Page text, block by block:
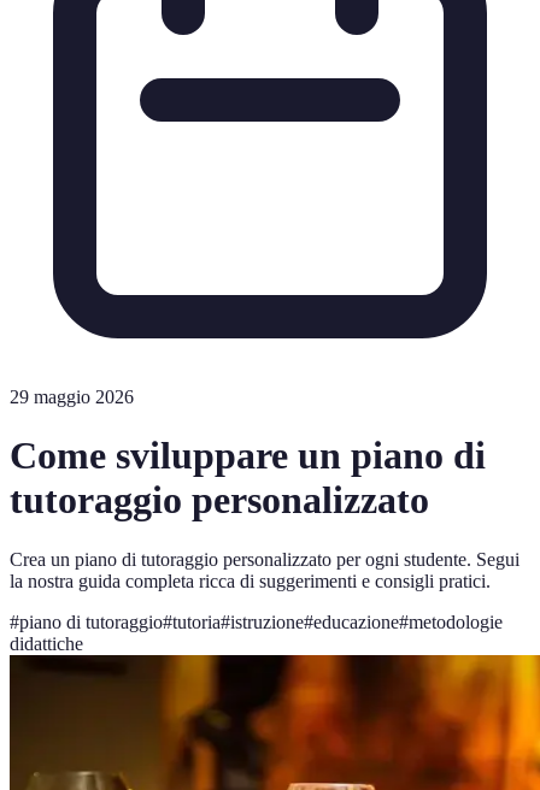
29 maggio 2026
Come sviluppare un piano di
tutoraggio personalizzato
Crea un piano di tutoraggio personalizzato per ogni studente. Segui
la nostra guida completa ricca di suggerimenti e consigli pratici.
#piano di tutoraggio#tutoria#istruzione#educazione#metodologie
didattiche